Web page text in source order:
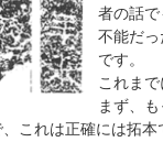
者の話
不能だ
です。
これま
まず、
これは正確には拓